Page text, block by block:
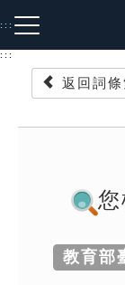
到
主
:::
:::
返回詞條
您
教育部